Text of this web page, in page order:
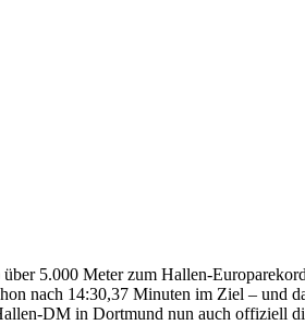
5.000 Meter zum Hallen-
nach 14:30,37 Minuten im Ziel – und
DM in Dortmund nun auch offiziell